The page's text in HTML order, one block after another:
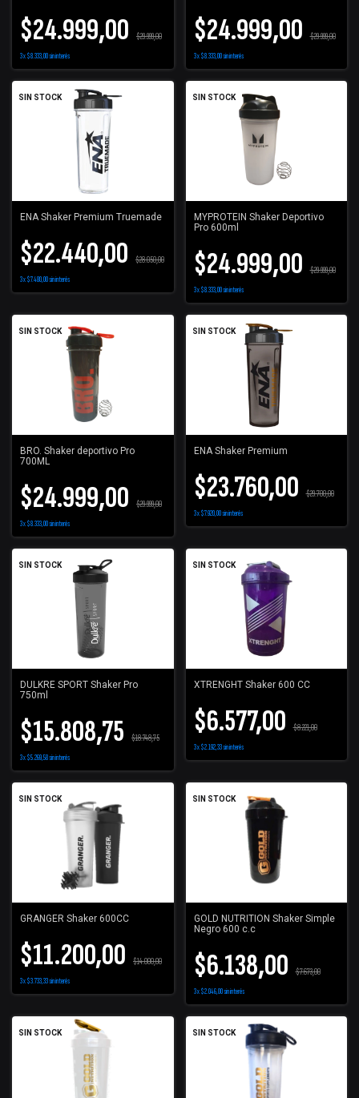
$24.999,00 $29.999,00
3x$8.333,00sin interés
$24.999,00 $29.999,00
3x$8.333,00sin interés
SIN STOCK
ENA Shaker Premium Truemade
$22.440,00 $28.050,00
3x$7.480,00sin interés
SIN STOCK
MYPROTEIN Shaker Deportivo
Pro 600ml
$24.999,00 $29.999,00
3x$8.333,00sin interés
SIN STOCK
BRO. Shaker deportivo Pro
700ML
$24.999,00 $29.999,00
3x$8.333,00sin interés
SIN STOCK
ENA Shaker Premium
$23.760,00 $29.700,00
3x$7.920,00sin interés
SIN STOCK
DULKRE SPORT Shaker Pro
750ml
$15.808,75 $18.748,75
3x$5.269,58sin interés
SIN STOCK
XTRENGHT Shaker 600 CC
$6.577,00 $8.221,00
3x$2.192,33sin interés
SIN STOCK
GRANGER Shaker 600CC
$11.200,00 $14.000,00
3x$3.733,33sin interés
SIN STOCK
GOLD NUTRITION Shaker Simple
Negro 600 c.c
$6.138,00 $7.673,00
3x$2.046,00sin interés
SIN STOCK SIN STOCK